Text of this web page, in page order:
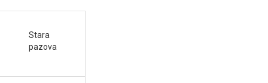
Stara
pazova